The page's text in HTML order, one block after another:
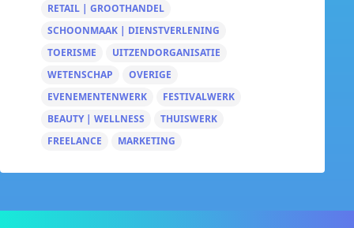
RETAIL | GROOTHANDEL
SCHOONMAAK | DIENSTVERLENING
TOERISME
UITZENDORGANISATIE
WETENSCHAP
OVERIGE
EVENEMENTENWERK
FESTIVALWERK
BEAUTY | WELLNESS
THUISWERK
FREELANCE
MARKETING